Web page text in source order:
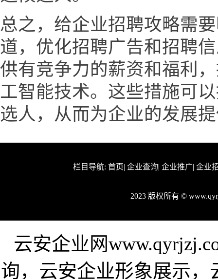
总之，给企业招聘攻略需
道，优化招聘广告和招聘
供有竞争力的薪资和福利
工智能技术。这些措施可
选人，从而为企业的发展
栏目导航: 首页| 企业查询| 企业推广| 企业
2023 版权所有 ©
云安企业网
询，云安企业形象展示